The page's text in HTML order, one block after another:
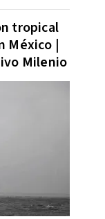
tropical
México |
Milenio